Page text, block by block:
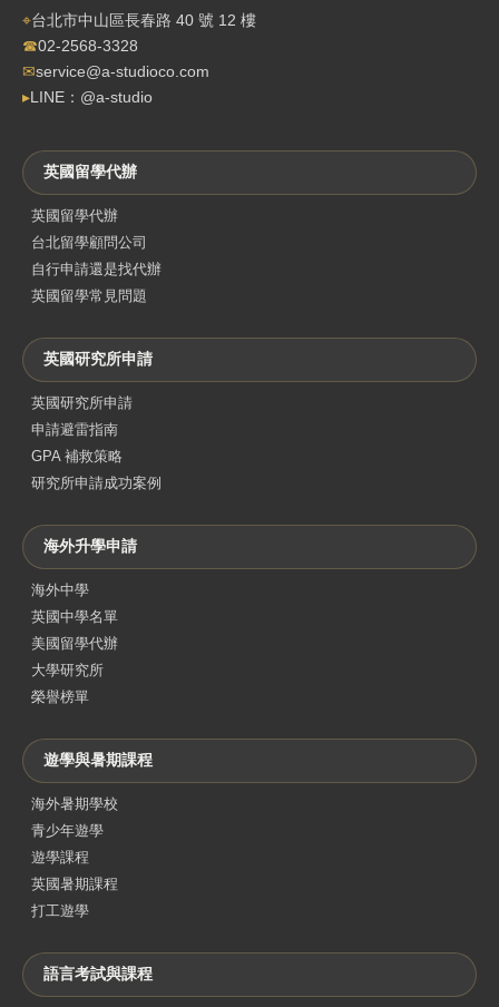
⌖台北市中山區長春路 40 號 12 樓
☎02-2568-3328
✉service@a-studioco.com
▸LINE：@a-studio
英國留學代辦
英國留學代辦
台北留學顧問公司
自行申請還是找代辦
英國留學常見問題
英國研究所申請
英國研究所申請
申請避雷指南
GPA 補救策略
研究所申請成功案例
海外升學申請
海外中學
英國中學名單
美國留學代辦
大學研究所
榮譽榜單
遊學與暑期課程
海外暑期學校
青少年遊學
遊學課程
英國暑期課程
打工遊學
語言考試與課程